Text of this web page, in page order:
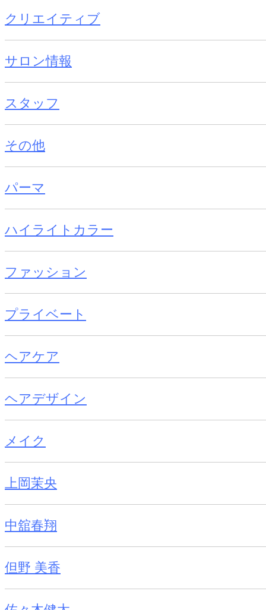
クリエイティブ
サロン情報
スタッフ
その他
パーマ
ハイライトカラー
ファッション
プライベート
ヘアケア
ヘアデザイン
メイク
上岡茉央
中舘春翔
但野 美香